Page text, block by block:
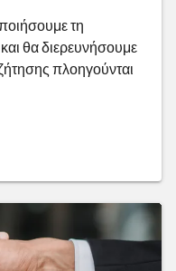
τη
θα διερευνήσουμε
πλοηγούνται